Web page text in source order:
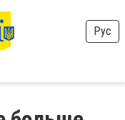
Рус